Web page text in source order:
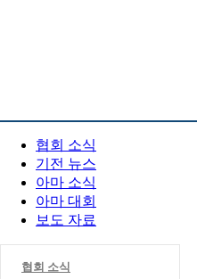
협회 소식
기전 뉴스
아마 소식
아마 대회
보도 자료
협회 소식